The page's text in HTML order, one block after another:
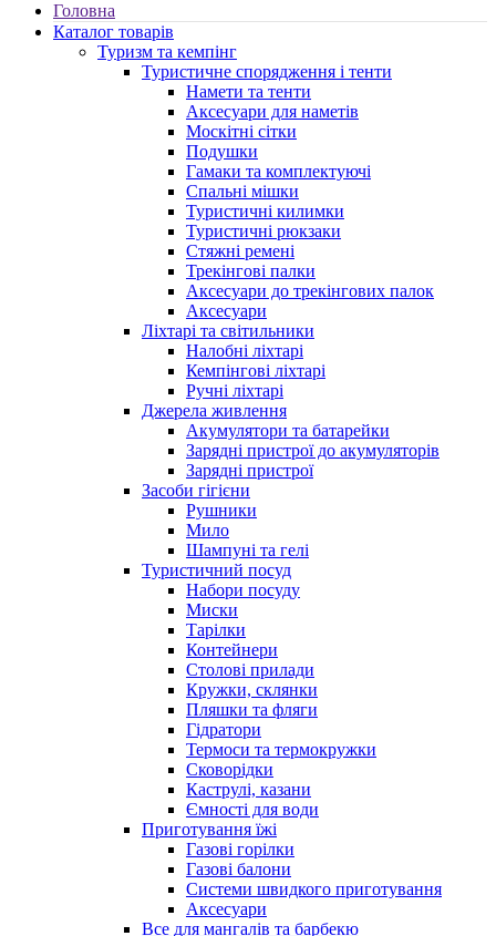
Головна
Каталог товарів
Туризм та кемпінг
Туристичне спорядження і тенти
Намети та тенти
Аксесуари для наметів
Москітні сітки
Подушки
Гамаки та комплектуючі
Спальні мішки
Туристичні килимки
Туристичні рюкзаки
Стяжні ремені
Трекінгові палки
Аксесуари до трекінгових палок
Аксесуари
Ліхтарі та світильники
Налобні ліхтарі
Кемпінгові ліхтарі
Ручні ліхтарі
Джерела живлення
Акумулятори та батарейки
Зарядні пристрої до акумуляторів
Зарядні пристрої
Засоби гігієни
Рушники
Мило
Шампуні та гелі
Туристичний посуд
Набори посуду
Миски
Тарілки
Контейнери
Столові прилади
Кружки, склянки
Пляшки та фляги
Гідратори
Термоси та термокружки
Сковорідки
Каструлі, казани
Ємності для води
Приготування їжі
Газові горілки
Газові балони
Системи швидкого приготування
Аксесуари
Все для мангалів та барбекю